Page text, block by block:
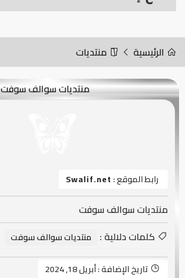
الرئيسية منتديات
منتديات سوالف سوفت
رابط الموقع :Swalif.net
منتديات سوالف سوفت
كلمات دلالية :
منتديات سوالف سوفت
تاريخ الإضافة :أبريل 18, 2024